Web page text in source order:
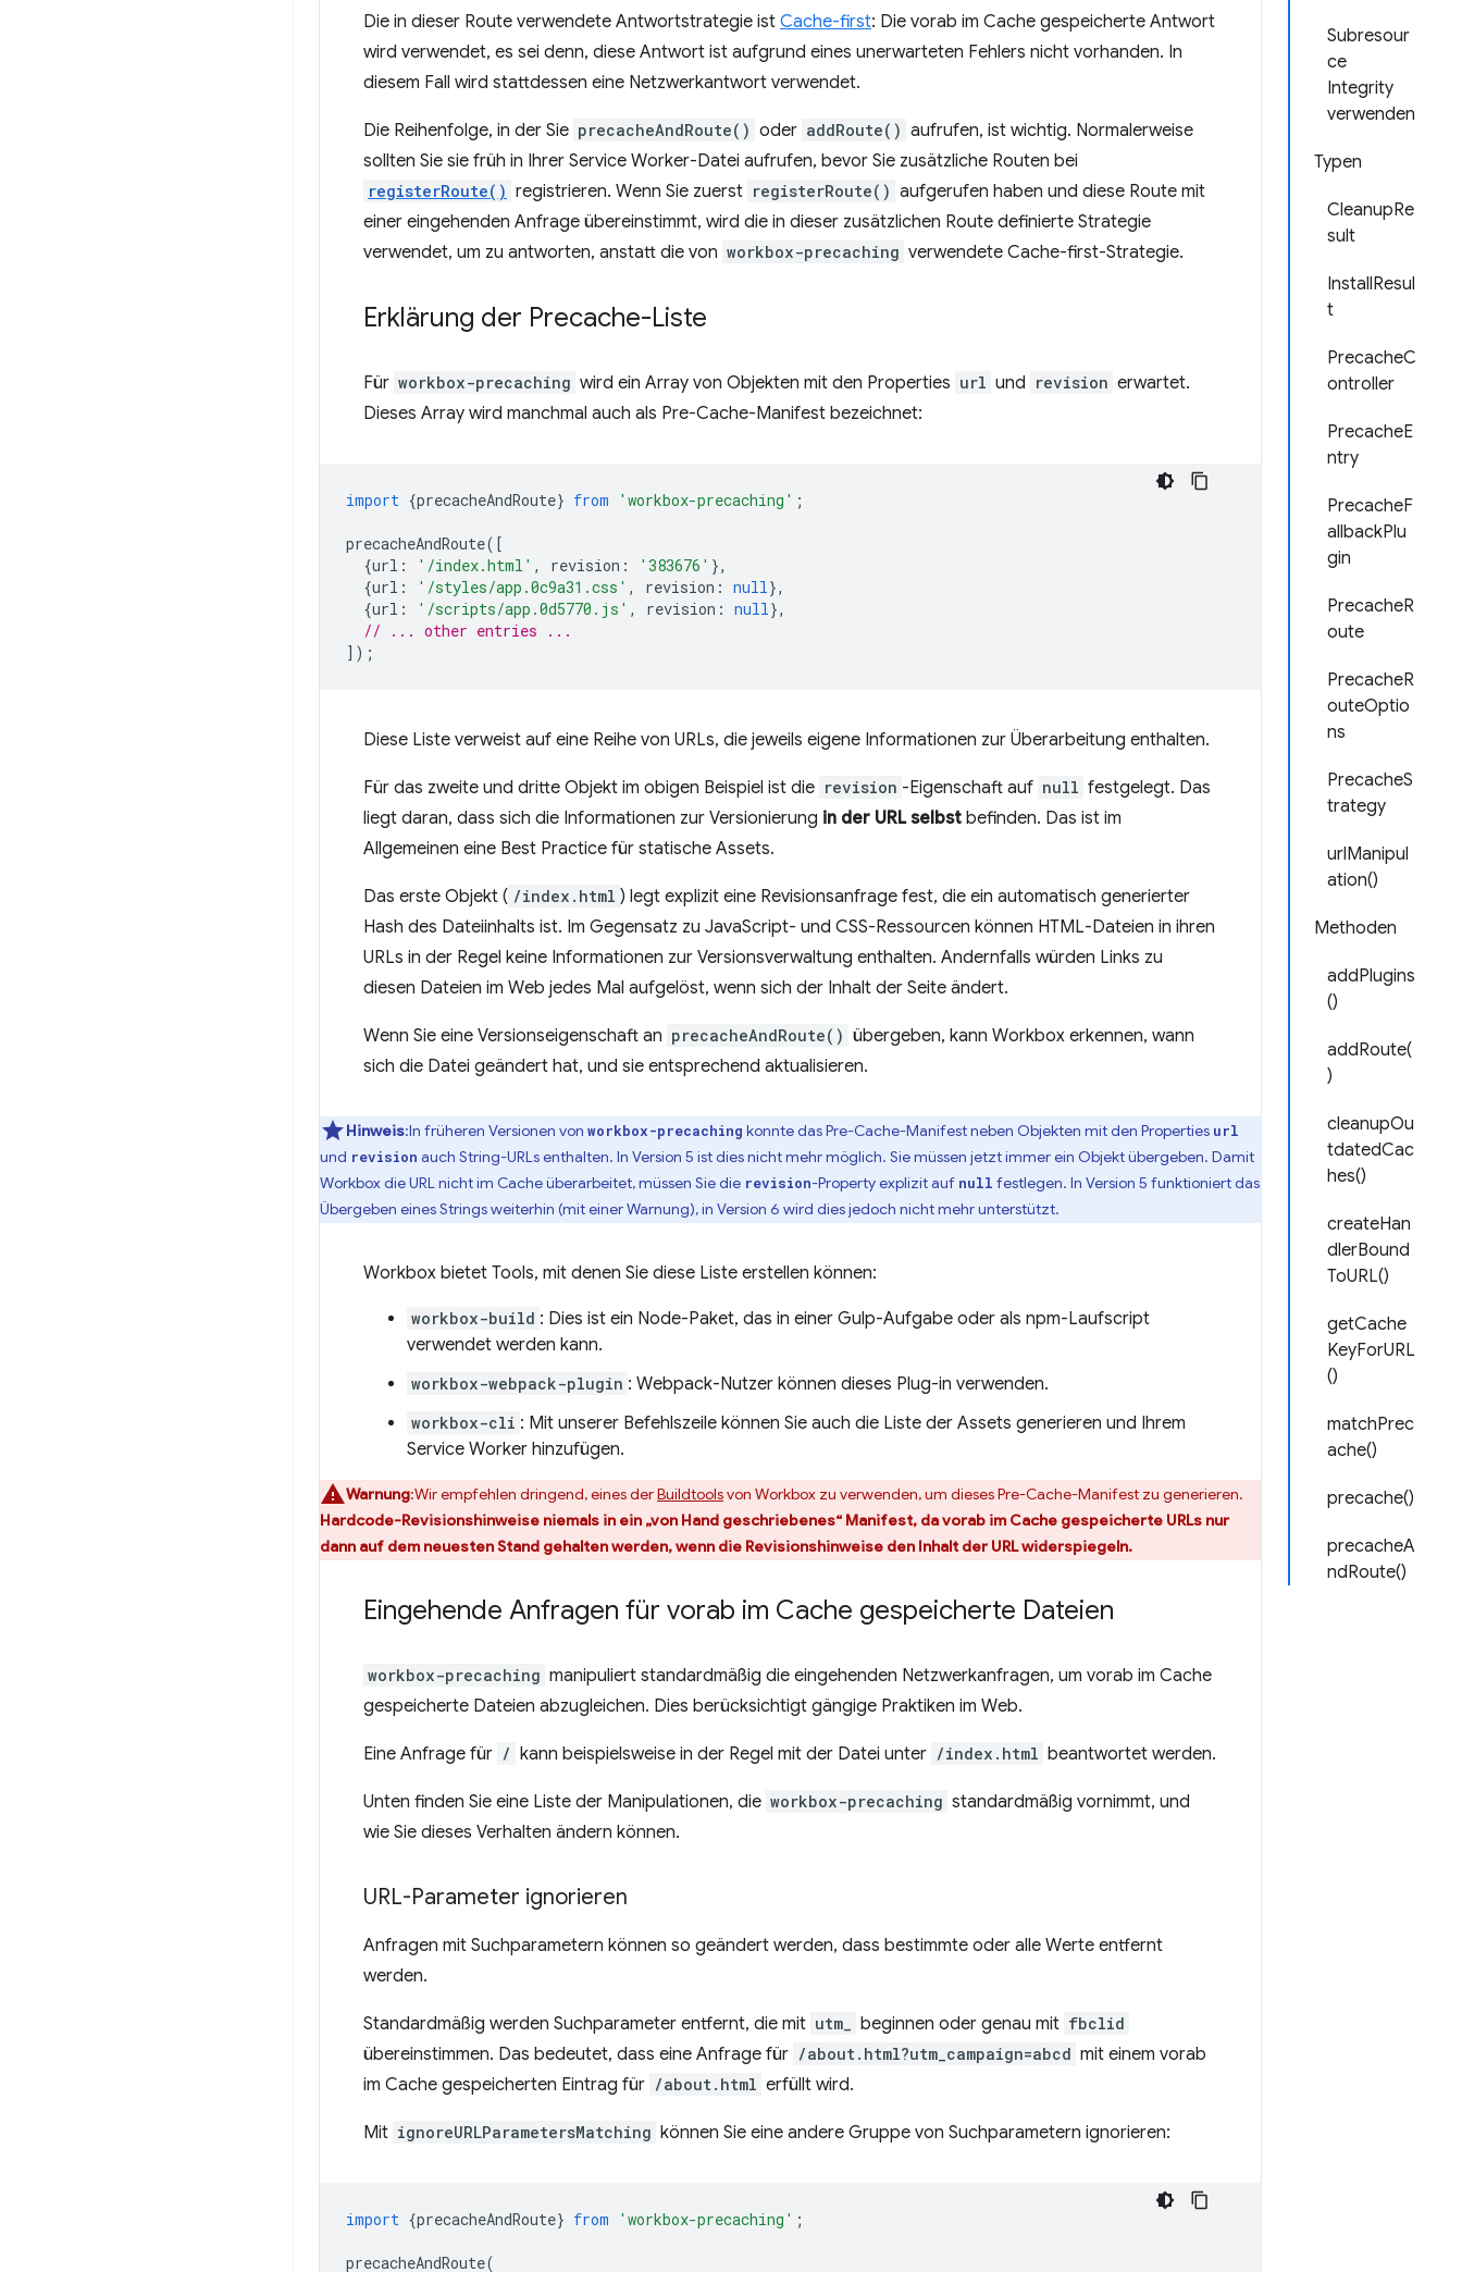
Subresour
ce
Integrity
verwenden
Typen
CleanupRe
sult
InstallResul
t
PrecacheC
ontroller
PrecacheE
ntry
PrecacheF
allbackPlu
gin
PrecacheR
oute
PrecacheR
outeOptio
ns
PrecacheS
trategy
urlManipul
ation()
Methoden
addPlugins
()
addRoute(
)
cleanupOu
tdatedCac
hes()
createHan
dlerBound
ToURL()
getCache
KeyForURL
()
matchPrec
ache()
precache()
precacheA
ndRoute()
Die in dieser Route verwendete Antwortstrategie ist Cache-first: Die vorab im Cache gespeicherte Antwort
wird verwendet, es sei denn, diese Antwort ist aufgrund eines unerwarteten Fehlers nicht vorhanden. In
diesem Fall wird stattdessen eine Netzwerkantwort verwendet.
Die Reihenfolge, in der Sie precacheAndRoute() oder addRoute() aufrufen, ist wichtig. Normalerweise
sollten Sie sie früh in Ihrer Service Worker-Datei aufrufen, bevor Sie zusätzliche Routen bei
registerRoute() registrieren. Wenn Sie zuerst registerRoute() aufgerufen haben und diese Route mit
einer eingehenden Anfrage übereinstimmt, wird die in dieser zusätzlichen Route definierte Strategie
verwendet, um zu antworten, anstatt die von workbox-precaching verwendete Cache-first-Strategie.
Erklärung der Precache-Liste
Für workbox-precaching wird ein Array von Objekten mit den Properties url und revision erwartet.
Dieses Array wird manchmal auch als Pre-Cache-Manifest bezeichnet:
import {precacheAndRoute} from 'workbox-precaching' ;
precacheAndRoute([
{url : '/index.html' , revision : '383676' },
{url : '/styles/app.0c9a31.css' , revision : null},
{url : '/scripts/app.0d5770.js' , revision : null},
// ... other entries ...
]);
Diese Liste verweist auf eine Reihe von URLs, die jeweils eigene Informationen zur Überarbeitung enthalten.
Für das zweite und dritte Objekt im obigen Beispiel ist die revision -Eigenschaft auf null festgelegt. Das
liegt daran, dass sich die Informationen zur Versionierung in der URL selbst befinden. Das ist im
Allgemeinen eine Best Practice für statische Assets.
Das erste Objekt ( /index.html ) legt explizit eine Revisionsanfrage fest, die ein automatisch generierter
Hash des Dateiinhalts ist. Im Gegensatz zu JavaScript- und CSS-Ressourcen können HTML-Dateien in ihren
URLs in der Regel keine Informationen zur Versionsverwaltung enthalten. Andernfalls würden Links zu
diesen Dateien im Web jedes Mal aufgelöst, wenn sich der Inhalt der Seite ändert.
Wenn Sie eine Versionseigenschaft an precacheAndRoute() übergeben, kann Workbox erkennen, wann
sich die Datei geändert hat, und sie entsprechend aktualisieren.
Hinweis:In früheren Versionen von workbox-precaching konnte das Pre-Cache-Manifest neben Objekten mit den Properties url
und revision auch String-URLs enthalten. In Version 5 ist dies nicht mehr möglich. Sie müssen jetzt immer ein Objekt übergeben. Damit
Workbox die URL nicht im Cache überarbeitet, müssen Sie die revision-Property explizit auf null festlegen. In Version 5 funktioniert das
Übergeben eines Strings weiterhin (mit einer Warnung), in Version 6 wird dies jedoch nicht mehr unterstützt.
Workbox bietet Tools, mit denen Sie diese Liste erstellen können:
workbox-build : Dies ist ein Node-Paket, das in einer Gulp-Aufgabe oder als npm-Laufscript
verwendet werden kann.
workbox-webpack-plugin : Webpack-Nutzer können dieses Plug-in verwenden.
workbox-cli : Mit unserer Befehlszeile können Sie auch die Liste der Assets generieren und Ihrem
Service Worker hinzufügen.
Warnung:Wir empfehlen dringend, eines derBuildtoolsvon Workbox zu verwenden, um dieses Pre-Cache-Manifest zu generieren.
Hardcode-Revisionshinweise niemals in ein „von Hand geschriebenes“ Manifest, da vorab im Cache gespeicherte URLs nur
dann auf dem neuesten Stand gehalten werden, wenn die Revisionshinweise den Inhalt der URL widerspiegeln.
Eingehende Anfragen für vorab im Cache gespeicherte Dateien
workbox-precaching manipuliert standardmäßig die eingehenden Netzwerkanfragen, um vorab im Cache
gespeicherte Dateien abzugleichen. Dies berücksichtigt gängige Praktiken im Web.
Eine Anfrage für / kann beispielsweise in der Regel mit der Datei unter /index.html beantwortet werden.
Unten finden Sie eine Liste der Manipulationen, die workbox-precaching standardmäßig vornimmt, und
wie Sie dieses Verhalten ändern können.
URL-Parameter ignorieren
Anfragen mit Suchparametern können so geändert werden, dass bestimmte oder alle Werte entfernt
werden.
Standardmäßig werden Suchparameter entfernt, die mit utm_ beginnen oder genau mit fbclid
übereinstimmen. Das bedeutet, dass eine Anfrage für /about.html?utm_campaign=abcd mit einem vorab
im Cache gespeicherten Eintrag für /about.html erfüllt wird.
Mit ignoreURLParametersMatching können Sie eine andere Gruppe von Suchparametern ignorieren:
import {precacheAndRoute} from 'workbox-precaching' ;
precacheAndRoute(